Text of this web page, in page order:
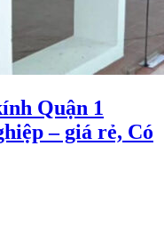
Quận 1
– giá rẻ, Có